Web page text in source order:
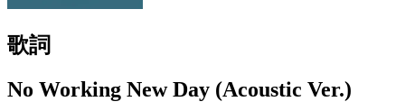
歌詞
No Working New Day (Acoustic Ver.)